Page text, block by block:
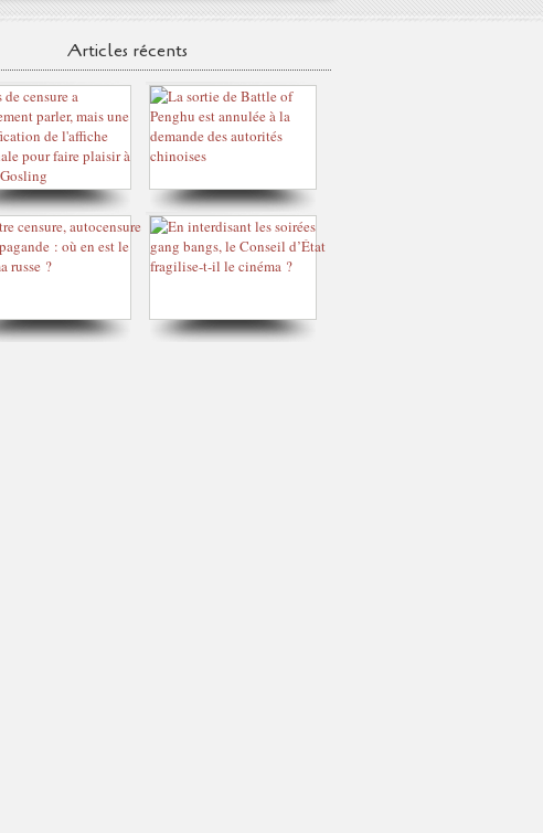
Articles récents